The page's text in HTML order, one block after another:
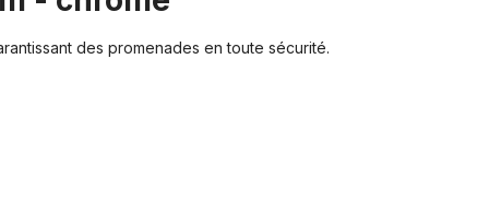
des promenades en toute sécurité.